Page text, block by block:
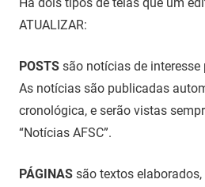
ATUALIZAR:
POSTS são notícias de
As notícias são publicadas
cronológica, e serão vistas
“Notícias AFSC”.
PÁGINAS são textos